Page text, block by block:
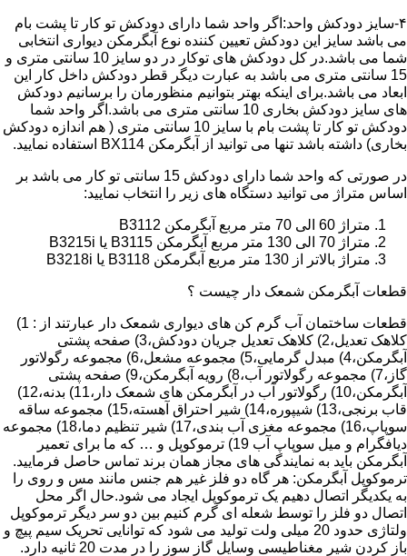
۴-سایز دودکش واحد:اگر واحد شما دارای دودکش تو کار تا پشت بام
می باشد سایز این دودکش تعیین کننده نوع آبگرمکن دیواری انتخابی
شما می باشد.در کل دودکش های توکار در دو سایز 10 سانتی متری و
15 سانتی متری می باشد به عبارت دیگر قطر دودکش داخل کار این
ابعاد می باشد.برای اینکه بهتر بتوانیم منظورمان را برسانیم دودکش
های سایز دودکش بخاری 10 سانتی متری می باشد.اگر واحد شما
دودکش تو کار تا پشت بام با سایز 10 سانتی متری ( هم اندازه دودکش
بخاری) داشته باشد تنها می توانید از آبگرمکن BX114 استفاده نمایید.
در صورتی که واحد شما دارای دودکش 15 سانتی تو کار می باشد بر
اساس متراژ می توانید دستگاه های زیر را انتخاب نمایید:
متراژ 60 الی 70 متر مربع آبگرمکن B3112
متراژ 70 الی 130 متر مربع آبگرمکن B3115 یا B3215i
متراژ بالاتر از 130 متر مربع آبگرمکن B3118 یا B3218i
قطعات آبگرمکن شمعک دار چیست ؟
قطعات ساختمان آب گرم کن های دیواری شمعک دار عبارتند از : 1)
کلاهک تعدیل،2) کلاهک تعدیل جریان دودکش،3) صفحه پشتی
آبگرمکن،4) مبدل گرمایی،5) مجموعه مشعل،6) مجموعه رگولاتور
گاز،7) مجموعه رگولاتور آب،8) رویه آبگرمکن،9) صفحه پشتی
آبگرمکن،10) رگولاتور آب در آبگرمکن های شمعک دار،11) بدنه،12)
قاب برنجی،13) شیپوره،14) شیر احتراق آهسته،15) مجموعه ساقه
سوپاپ،16) مجموعه مغزی آب بندی،17) شیر تنظیم دما،18) مجموعه
دیافگرام و میل سوپاپ آب 19) ترموکوپل و … که ما برای تعمیر
آبگرمکن باید به نمایندگی های مجاز همان برند تماس حاصل فرمایید.
ترموکوپل آبگرمکن: هر گاه دو فلز غیر هم جنس مانند مس و روی را
به یکدیگر اتصال دهیم یک ترموکوپل ایجاد می شود.حال اگر محل
اتصال دو فلز را توسط شعله ای گرم کنیم بین دو سر دیگر ترموکوپل
ولتاژی حدود 20 میلی ولت تولید می شود که توانایی تحریک سیم پیچ و
باز کردن شیر مغناطیسی وسایل گاز سوز را در مدت 20 ثانیه دارد.